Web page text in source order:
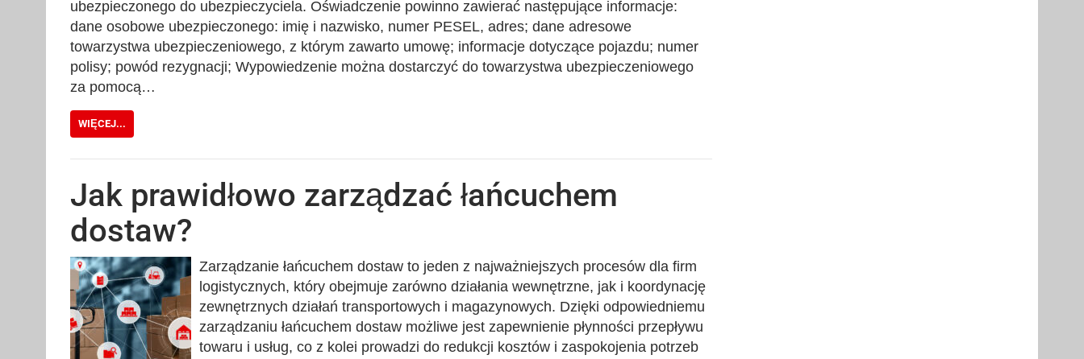
ubezpieczonego do ubezpieczyciela. Oświadczenie powinno zawierać następujące informacje:
dane osobowe ubezpieczonego: imię i nazwisko, numer PESEL, adres; dane adresowe
towarzystwa ubezpieczeniowego, z którym zawarto umowę; informacje dotyczące pojazdu; numer
polisy; powód rezygnacji; Wypowiedzenie można dostarczyć do towarzystwa ubezpieczeniowego
za pomocą…
WIĘCEJ...
Jak prawidłowo zarządzać łańcuchem
dostaw?
Zarządzanie łańcuchem dostaw to jeden z najważniejszych procesów dla firm
logistycznych, który obejmuje zarówno działania wewnętrzne, jak i koordynację
zewnętrznych działań transportowych i magazynowych. Dzięki odpowiedniemu
zarządzaniu łańcuchem dostaw możliwe jest zapewnienie płynności przepływu
towaru i usług, co z kolei prowadzi do redukcji kosztów i zaspokojenia potrzeb